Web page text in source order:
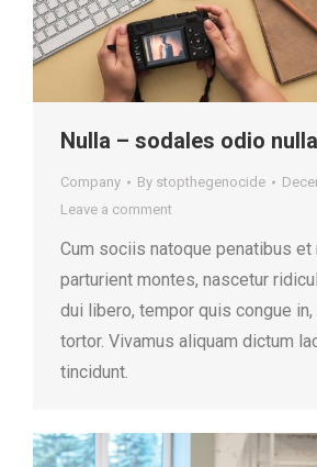
Nulla – sodales odio nulla
Company By stopthegenocide
Leave a comment
Cum sociis natoque penatibus et
parturient montes, nascetur
dui libero, tempor quis congue
tortor. Vivamus aliquam dictum
tincidunt.